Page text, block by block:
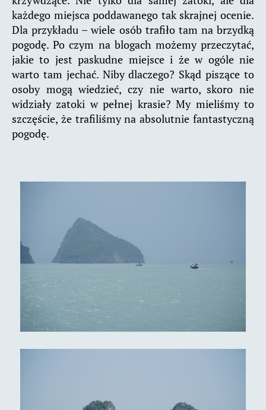
każdego miejsca poddawanego tak skrajnej ocenie.
Dla przykładu – wiele osób trafiło tam na brzydką
pogodę. Po czym na blogach możemy przeczytać,
jakie to jest paskudne miejsce i że w ogóle nie
warto tam jechać. Niby dlaczego? Skąd piszące to
osoby mogą wiedzieć, czy nie warto, skoro nie
widziały zatoki w pełnej krasie? My mieliśmy to
szczęście, że trafiliśmy na absolutnie fantastyczną
pogodę.